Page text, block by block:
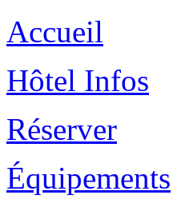
Accueil
Hôtel Infos
Réserver
Équipements